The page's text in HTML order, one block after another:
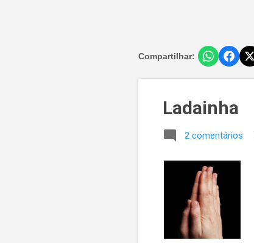
Compartilhar:
Ladainha
2 comentários